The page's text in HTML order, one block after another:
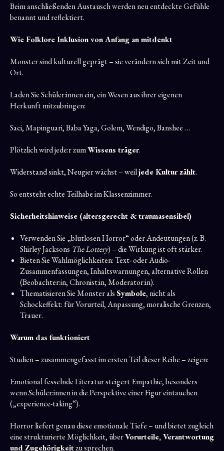
Beim anschließenden Austausch werden neu entdeckte Gefühle
benannt und reflektiert.
Wie Folklore Inklusion von Anfang an mitdenkt
Monster sind kulturell geprägt – sie verändern sich mit Zeit und
Ort.
Laden Sie Schüler:innen ein, ein Wesen aus ihrer eigenen
Herkunft mitzubringen:
Saci, Mapinguari, Baba Yaga, Golem, Wendigo, Banshee …
Plötzlich wird jede:r zumWissens träger.
Widerstand sinkt, Neugier wächst – weiljede Kultur zählt.
So entsteht echte Teilhabe im Klassenzimmer.
Sicherheitshinweise (altersgerecht & traumasensibel)
Verwenden Sie „blutlosen Horror“ oder Andeutungen (z. B.
Shirley Jacksons The Lottery) – die Wirkung ist oft stärker.
Bieten Sie Wahlmöglichkeiten: Text- oder Audio-
Zusammenfassungen, Inhaltswarnungen, alternative Rollen
(Beobachter:in, Chronist:in, Moderator:in).
Thematisieren Sie Monster alsSymbole, nicht als
Schockeffekt: für Vorurteil, Anpassung, moralische Grenzen,
Trauer.
Warum das funktioniert
Studien – zusammengefasst im ersten Teil dieser Reihe – zeigen:
Emotional fesselnde Literatur steigert Empathie, besonders
wenn Schüler:innen in die Perspektive einer Figur eintauchen
(„experience-taking“).
Horror liefert genau diese emotionale Tiefe – und bietet zugleich
eine strukturierte Möglichkeit, überVorurteile, Verantwortung
und Zugehörigkeitzu sprechen.